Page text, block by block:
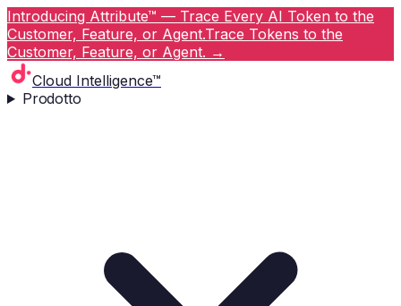
Introducing Attribute™ — Trace Every AI Token to the
Customer, Feature, or Agent.Trace Tokens to the
Customer, Feature, or Agent. →
Cloud Intelligence™
Prodotto